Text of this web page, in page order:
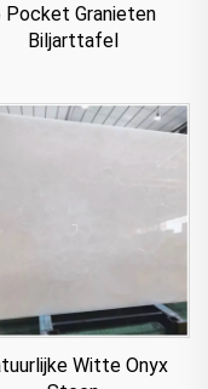
Pocket Granieten
Biljarttafel
Witte Onyx